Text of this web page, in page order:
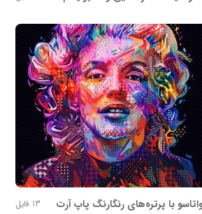
با پرتره‌های رنگارنگ پاپ آرت 13 فایل